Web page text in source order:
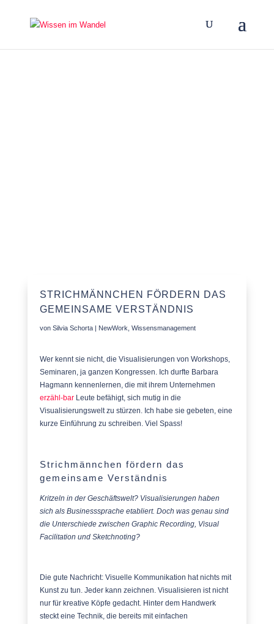
STRICHMÄNNCHEN FÖRDERN DAS
GEMEINSAME VERSTÄNDNIS
von Silvia Schorta| NewWork Wissensmanagement
Wer kennt sie nicht, die Visualisierungen von Workshops,
Seminaren, ja ganzen Kongressen. Ich durfte Barbara
Hagmann kennenlernen, die mit ihrem Unternehmen
erzähl-bar Leute befähigt, sich mutig in die
Visualisierungswelt zu stürzen. Ich habe sie gebeten, eine
kurze Einführung zu schreiben. Viel Spass!
Strichmännchen fördern das
gemeinsame Verständnis
Kritzeln in der Geschäftswelt? Visualisierungen haben
sich als Businesssprache etabliert. Doch was genau sind
die Unterschiede zwischen Graphic Recording, Visual
Facilitation und Sketchnoting?
Die gute Nachricht: Visuelle Kommunikation hat nichts mit
Kunst zu tun. Jeder kann zeichnen. Visualisieren ist nicht
nur für kreative Köpfe gedacht. Hinter dem Handwerk
steckt eine Technik, die bereits mit einfachen